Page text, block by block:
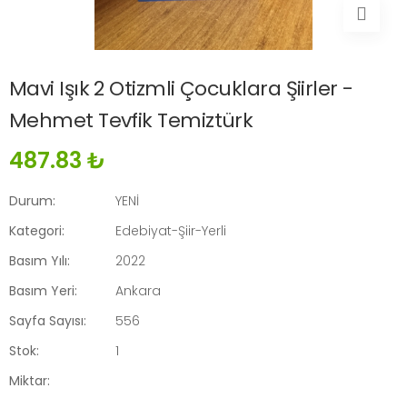
Mavi Işık 2 Otizmli Çocuklara Şiirler -
Mehmet Tevfik Temiztürk
487.83 ₺
Durum:
YENİ
Kategori:
Edebiyat-Şiir-Yerli
Basım Yılı:
2022
Basım Yeri:
Ankara
Sayfa Sayısı:
556
Stok:
1
Miktar: